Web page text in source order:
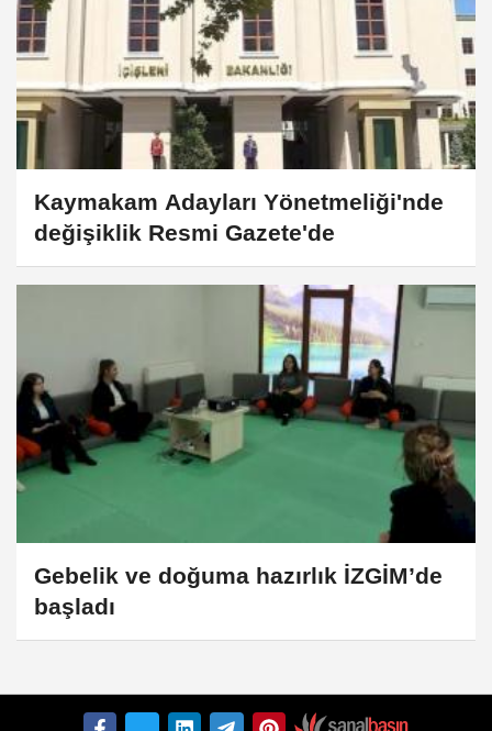
Kaymakam Adayları Yönetmeliği'nde
değişiklik Resmi Gazete'de
Gebelik ve doğuma hazırlık İZGİM’de
başladı